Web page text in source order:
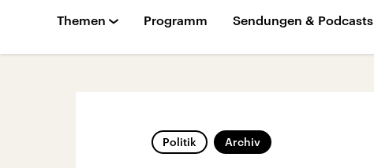
Themen Programm Sendungen & Podcasts
Politik Archiv